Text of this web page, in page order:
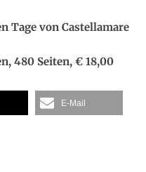
Tage von Castellamare
480 Seiten, € 18,00
E-Mail